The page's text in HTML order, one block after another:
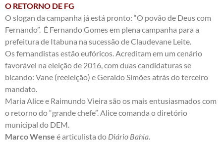
O RETORNO DE FG
O slogan da campanha já está pronto: “O povão de Deus com
Fernando”. É Fernando Gomes em plena campanha para a
prefeitura de Itabuna na sucessão de Claudevane Leite.
Os fernandistas estão eufóricos. Acreditam em um cenário
favorável na eleição de 2016, com duas candidaturas se
bicando: Vane (reeleição) e Geraldo Simões atrás do terceiro
mandato.
Maria Alice e Raimundo Vieira são os mais entusiasmados com
o retorno do “grande chefe”. Alice comanda o diretório
municipal do DEM.
Marco Wense é articulista do Diário Bahia